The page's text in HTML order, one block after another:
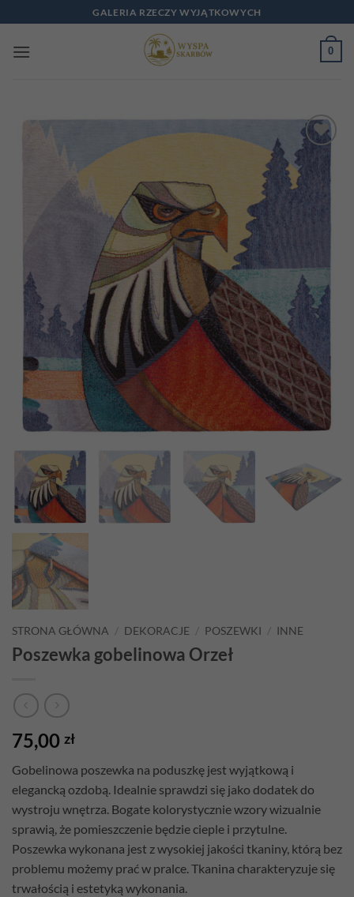
do
zawartości
GALERIA RZECZY WYJĄTKOWYCH
0
STRONA GŁÓWNA / DEKORACJE / POSZEWKI / INNE
Poszewka gobelinowa Orzeł
75,00 zł
Gobelinowa poszewka na poduszkę jest wyjątkową i
elegancką ozdobą. Idealnie sprawdzi się jako dodatek do
wystroju wnętrza. Bogate kolorystycznie wzory wizualnie
sprawią, że pomieszczenie będzie cieple i przytulne.
Poszewka wykonana jest z wysokiej jakości tkaniny, którą bez
problemu możemy prać w pralce. Tkanina charakteryzuje się
trwałością i estetyką wykonania.